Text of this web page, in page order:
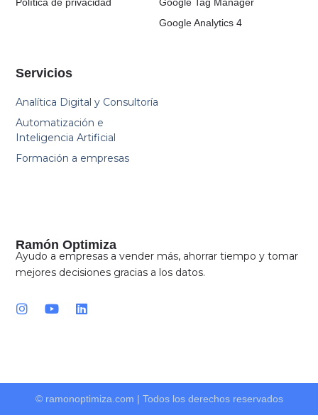
Ramón Optimiza
Ayudo a empresas a vender más, ahorrar tiempo y tomar
mejores decisiones gracias a los datos.
I
r
Y
e
L
i
n
Servicios
Analítica Digital y Consultoría
Automatización e
Inteligencia Artificial
Formación a empresas
Google Analytics 4
© ramonoptimiza.com | Todos los derechos reservados